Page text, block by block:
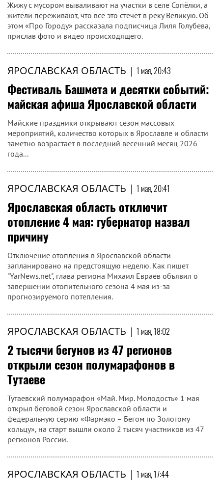
Жижу с мусором вываливают на участки в селе Сопёлки, а
жители переживают, что всё это стечёт в реку Великую. Об
этом «Про Городу» рассказала подписчица Лиля Голубева,
прислав фото и видео происходящего.
ЯРОСЛАВСКАЯ ОБЛАСТЬ | 1 мая, 20:43
Фестиваль Башмета и десятки событий:
майская афиша Ярославской области
Майские праздники открывают сезон массовых
мероприятий, количество которых в Ярославле и области
заметно возрастает в последний весенний месяц 2026
года...
ЯРОСЛАВСКАЯ ОБЛАСТЬ | 1 мая, 20:41
Ярославская область отключит
отопление 4 мая: губернатор назвал
причину
Отключение отопления в Ярославской области
запланировано на предстоящую неделю. Как пишет
"YarNews.net", глава региона Михаил Евраев объявил о
завершении отопительного сезона 4 мая из-за
прогнозируемого потепления.
ЯРОСЛАВСКАЯ ОБЛАСТЬ | 1 мая, 18:02
2 тысячи бегунов из 47 регионов
открыли сезон полумарафонов в
Тутаеве
Тутаевский полумарафон «Май. Мир. Молодость» 1 мая
открыл беговой сезон Ярославской области и
федеральную серию «Фармэко – Бегом по Золотому
кольцу», на старт вышли около 2 тысяч участников из 47
регионов России.
ЯРОСЛАВСКАЯ ОБЛАСТЬ | 1 мая, 17:44